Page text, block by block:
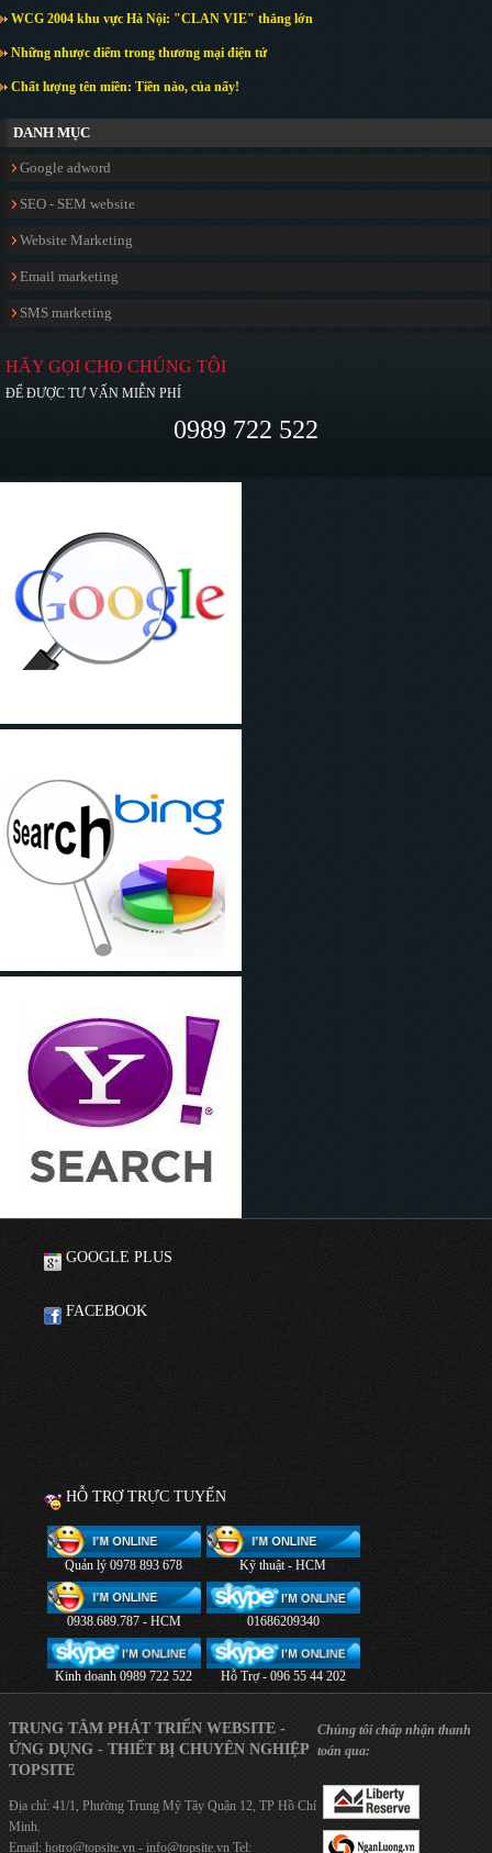
WCG 2004 khu vực Hà Nội: "CLAN VIE" thắng lớn
Những nhược điểm trong thương mại điện tử
Chất lượng tên miền: Tiền nào, của nấy!
DANH MỤC
Google adword
SEO - SEM website
Website Marketing
Email marketing
SMS marketing
HÃY GỌI CHO CHÚNG TÔI
ĐỂ ĐƯỢC TƯ VẤN MIỄN PHÍ
0989 722 522
GOOGLE PLUS
FACEBOOK
HỖ TRỢ TRỰC TUYẾN
Quản lý 0978 893 678 Kỹ thuật - HCM
0938.689.787 - HCM 01686209340
Kinh doanh 0989 722 522 Hỗ Trợ - 096 55 44 202
TRUNG TÂM PHÁT TRIỂN WEBSITE -
ỨNG DỤNG - THIẾT BỊ CHUYÊN NGHIỆP
TOPSITE
Địa chỉ: 41/1, Phường Trung Mỹ Tây Quận 12, TP Hồ Chí
Minh.
Email: hotro@topsite.vn - info@topsite.vn Tel:
Chúng tôi chấp nhận thanh
toán qua: